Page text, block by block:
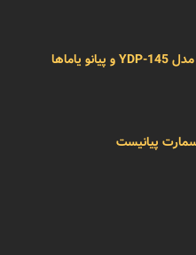
تفاوت بین پیانو یاماها مدل YDP-145 و پیانو یاماها
پیانیست